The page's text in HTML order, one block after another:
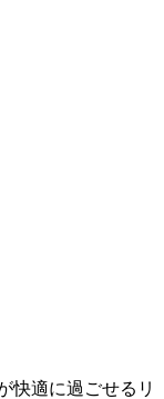
快適に過ごせるリ